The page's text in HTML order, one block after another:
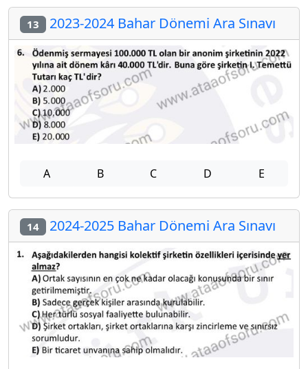
13 2023-2024 Bahar Dönemi Ara Sınavı
A B C D E
14 2024-2025 Bahar Dönemi Ara Sınavı